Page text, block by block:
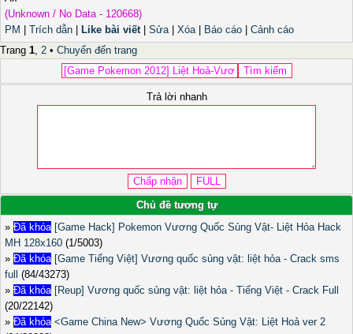
(Unknown / No Data - 120668)
PM
Trích dẫn Like bài viết| Sửa| Xóa| Báo cáo
Cảnh cáo
Trang 1, 2 • Chuyển đến trang
Trả lời nhanh
Chủ đề tương tự
» Đã khóa [Game Hack] Pokemon Vương Quốc Sủng Vật- Liệt Hỏa Hack
MH 128x160 (1/5003)
» Đã khóa [Game Tiếng Việt] Vương quốc sủng vật: liệt hỏa - Crack sms
full
(84/43273)
» Đã khóa [Reup] Vương quốc sủng vật: liệt hỏa - Tiếng Việt - Crack Full
(20/22142)
» Đã khóa <Game China New> Vương Quốc Sủng Vật: Liệt Hoả ver 2